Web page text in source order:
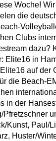
Woche!
die
Clubs
dazu?
Elite16 in
auf der
die Beach-
in der
Pfretzschner
Kunst, Paul/
Huster/